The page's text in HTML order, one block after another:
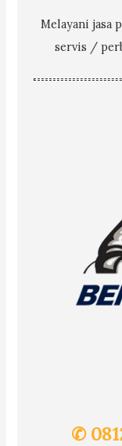
Melayani jasa
servis /
✆